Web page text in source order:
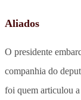
Aliados
O presidente
companhia do
foi quem articulou